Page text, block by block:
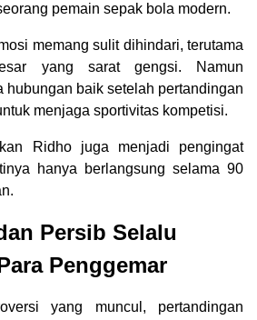
pemain sepak bola modern.
memang sulit dihindari, terutama
yang sarat gengsi. Namun
hubungan baik setelah pertandingan
menjaga sportivitas kompetisi.
Ridho juga menjadi pengingat
hanya berlangsung selama 90
Persib Selalu
Penggemar
yang muncul, pertandingan